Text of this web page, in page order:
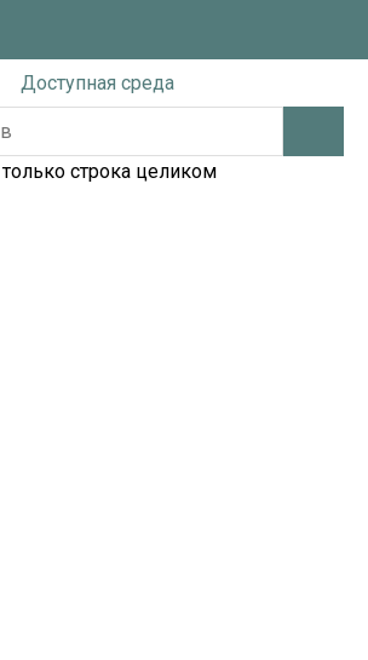
Доступная среда
только строка целиком